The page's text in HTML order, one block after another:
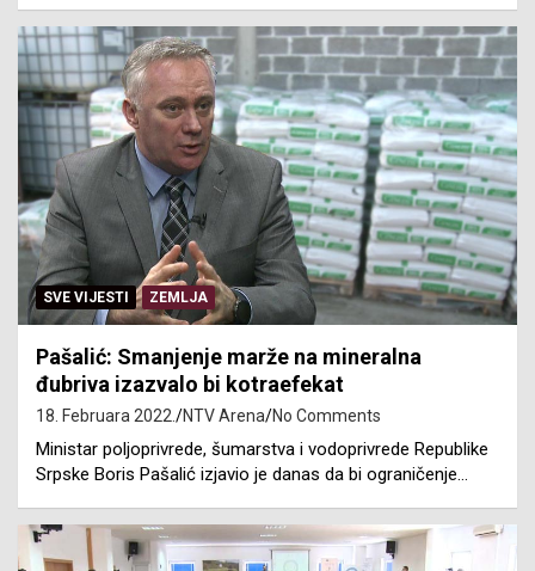
SVE VIJESTI ZEMLJA
Pašalić: Smanjenje marže na mineralna
đubriva izazvalo bi kotraefekat
18. Februara 2022. NTV Arena No Comments
Ministar poljoprivrede, šumarstva i vodoprivrede Republike
Srpske Boris Pašalić izjavio je danas da bi ograničenje…